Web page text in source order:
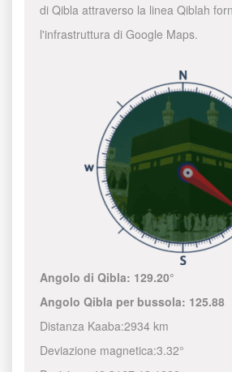
di Qibla attraverso la linea Qiblah
l'infrastruttura di Google Maps.
Angolo di Qibla: 129.20°
Angolo Qibla per bussola: 125.88
Distanza Kaaba:2934 km
Deviazione magnetica:3.32°